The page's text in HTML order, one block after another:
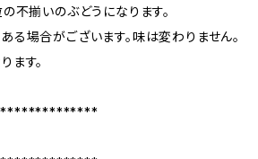
不揃いのぶどうになります。
る場合がございます。味は変わりません。
ます。